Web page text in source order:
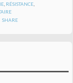
RÉSISTANCE
SHARE